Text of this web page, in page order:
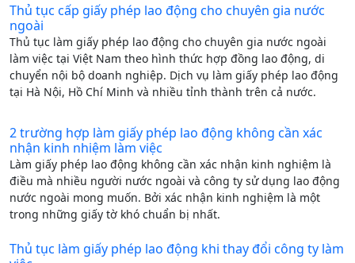
Thủ tục cấp giấy phép lao động cho chuyên gia nước
ngoài
Thủ tục làm giấy phép lao động cho chuyên gia nước ngoài
làm việc tại Việt Nam theo hình thức hợp đồng lao động, di
chuyển nội bộ doanh nghiệp. Dịch vụ làm giấy phép lao động
tại Hà Nội, Hồ Chí Minh và nhiều tỉnh thành trên cả nước.
2 trường hợp làm giấy phép lao động không cần xác
nhận kinh nhiệm làm việc
Làm giấy phép lao động không cần xác nhận kinh nghiệm là
điều mà nhiều người nước ngoài và công ty sử dụng lao động
nước ngoài mong muốn. Bởi xác nhận kinh nghiệm là một
trong những giấy tờ khó chuẩn bị nhất.
Thủ tục làm giấy phép lao động khi thay đổi công ty làm